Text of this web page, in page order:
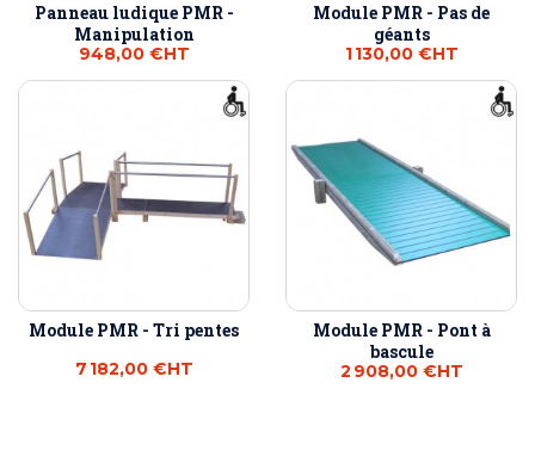
Panneau ludique PMR -
Manipulation
948,00 €HT
Module PMR - Pas de
géants
1 130,00 €HT
Module PMR - Tri pentes
7 182,00 €HT
Module PMR - Pont à
bascule
2 908,00 €HT